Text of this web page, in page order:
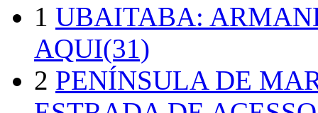
1 UBAITABA:
AQUI(31)
2 PENÍNSULA DE